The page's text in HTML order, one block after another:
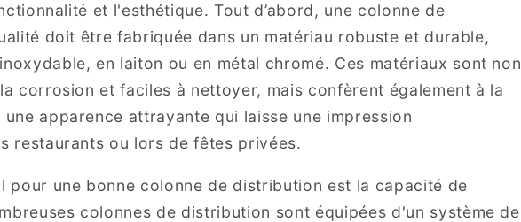
et l'esthétique. Tout d’abord, une colonne de
doit être fabriquée dans un matériau robuste et durable,
en laiton ou en métal chromé. Ces matériaux sont non
corrosion et faciles à nettoyer, mais confèrent également à la
apparence attrayante qui laisse une impression
restaurants ou lors de fêtes privées.
pour une bonne colonne de distribution est la capacité de
colonnes de distribution sont équipées d'un système de